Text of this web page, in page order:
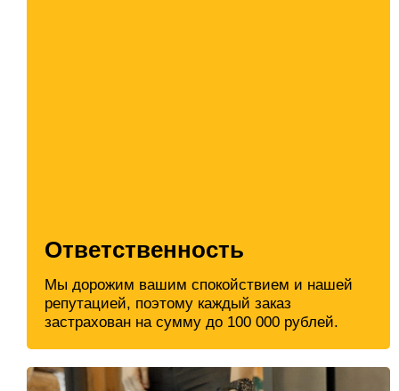
Ответственность
Мы дорожим вашим спокойствием и нашей
репутацией, поэтому каждый заказ
застрахован на сумму до 100 000 рублей.